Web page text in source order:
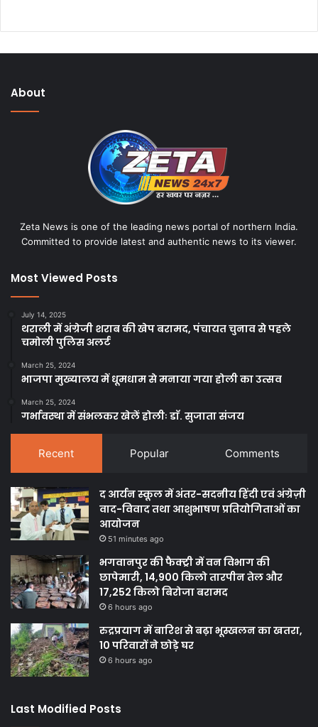
About
Zeta News is one of the leading news portal of northern India.
Committed to provide latest and authentic news to its viewer.
Most Viewed Posts
July 14, 2025
थराली में अंग्रेजी शराब की खेप बरामद, पंचायत चुनाव से पहले
चमोली पुलिस अलर्ट
March 25, 2024
भाजपा मुख्यालय में धूमधाम से मनाया गया होली का उत्सव
March 25, 2024
गर्भावस्था में संभलकर खेलें होलीः डाॅ. सुजाता संजय
Recent Popular Comments
द आर्यन स्कूल में अंतर-सदनीय हिंदी एवं अंग्रेज़ी
वाद-विवाद तथा आशुभाषण प्रतियोगिताओं का
आयोजन
51 minutes ago
भगवानपुर की फैक्ट्री में वन विभाग की
छापेमारी, 14,900 किलो तारपीन तेल और
17,252 किलो बिरोजा बरामद
6 hours ago
रुद्रप्रयाग में बारिश से बढ़ा भूस्खलन का खतरा,
10 परिवारों ने छोड़े घर
6 hours ago
Last Modified Posts